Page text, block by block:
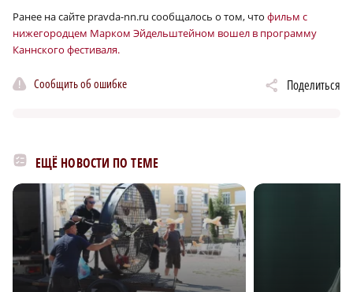
Ранее на сайте pravda-nn.ru сообщалось о том, что фильм с
нижегородцем Марком Эйдельштейном вошел в программу
Каннского фестиваля.
Сообщить об ошибке Поделиться
ЕЩЁ НОВОСТИ ПО ТЕМЕ